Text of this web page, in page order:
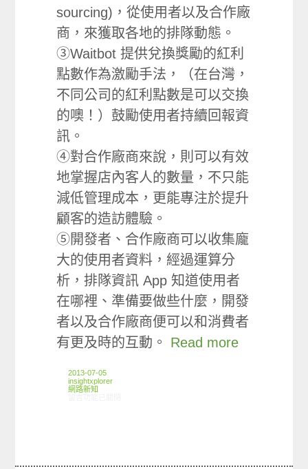
sourcing)，從使用者以及合作廠
商，來獲取各地的排隊動態。
③Waitbot 提供兌換獎勵的紅利
點數作為激勵手法，（在台灣，
不同公司的紅利點數是可以交換
的噢！）鼓勵使用者持續回報資
訊。
④對合作廠商來說，則可以有效
地掌握店內客人的數量，不只能
減低管理成本，更能專注於提升
顧客的造訪體驗。
⑤開發者、合作廠商可以收集龐
大的使用者資料，經過運算分
析，排隊資訊 App 知道使用者
在哪裡、準備要做些什麼，開發
者以及合作廠商便可以和消費者
有更及時的互動。 Read more
2013-07-05
insightxplorer
網路新知